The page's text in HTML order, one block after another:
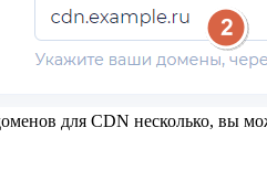
для CDN несколько, вы